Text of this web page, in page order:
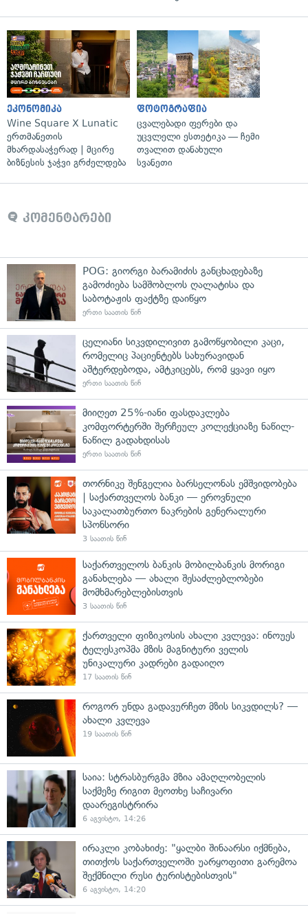
ეკონომიკა
Wine Square X Lunatic
ერთმანეთის
მხარდასაჭერად | მცირე
ბიზნესის ჯაჭვი გრძელდება
ფოტოგრაფია
ცვალებადი ფერები და
უცვლელი ესთეტიკა — ჩემი
თვალით დანახული
სვანეთი
კომენტარები
POG: გიორგი ბარამიძის განცხადებაზე
გამოძიება სამშობლოს ღალატისა და
საბოტაჟის ფაქტზე დაიწყო
ერთი საათის წინ
ცელიანი სიკვდილივით გამოწყობილი კაცი,
რომელიც პაციენტებს სახურავიდან
აშტერდებოდა, ამტკიცებს, რომ ყვავი იყო
ერთი საათის წინ
მიიღეთ 25%-იანი ფასდაკლება
კომფორტერში შერჩეულ კოლექციაზე ნაწილ-
ნაწილ გადახდისას
ერთი საათის წინ
თორნიკე შენგელია ბარსელონას ემშვიდობება
| საქართველოს ბანკი — ეროვნული
საკალათბურთო ნაკრების გენერალური
სპონსორი
3 საათის წინ
საქართველოს ბანკის მობილბანკის მორიგი
განახლება — ახალი შესაძლებლობები
მომხმარებლებისთვის
3 საათის წინ
ქართველი ფიზიკოსის ახალი კვლევა: ინოუეს
ტელესკოპმა მზის მაგნიტური ველის
უნიკალური კადრები გადაიღო
17 საათის წინ
როგორ უნდა გადავურჩეთ მზის სიკვდილს? —
ახალი კვლევა
19 საათის წინ
საია: სტრასბურგმა მზია ამაღლობელის
საქმეზე რიგით მეოთხე საჩივარი
დაარეგისტრირა
6 აგვისტო, 14:26
ირაკლი კობახიძე: "ყალბი შინაარსი იქმნება,
თითქოს საქართველოში უარყოფითი გარემოა
შექმნილი რუსი ტურისტებისთვის"
6 აგვისტო, 14:20